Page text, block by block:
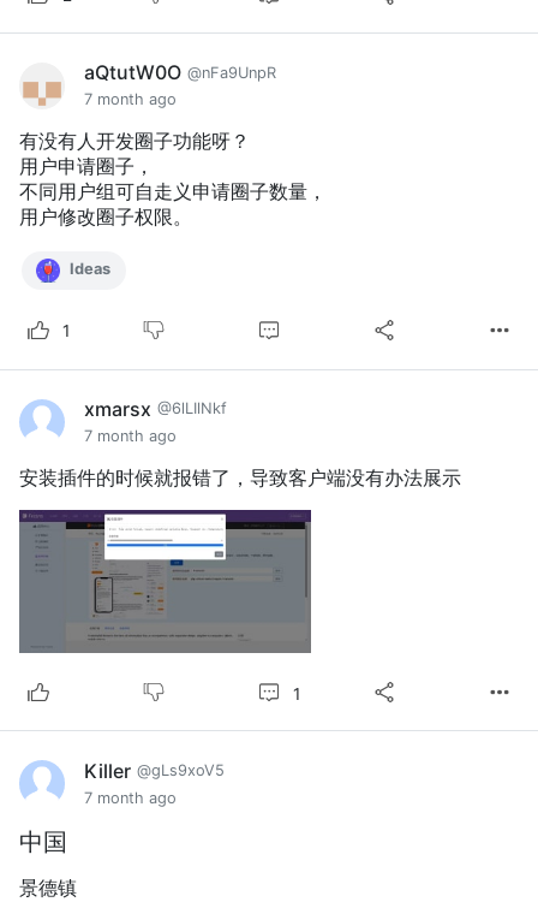
aQtutW0O @nFa9UnpR
7 month ago
有没有人开发圈子功能呀？
用户申请圈子，
不同用户组可自走义申请圈子数量，
用户修改圈子权限。
Ideas
1
xmarsx @6lLIlNkf
7 month ago
安装插件的时候就报错了，导致客户端没有办法展示
1
Killer @gLs9xoV5
7 month ago
中国
景德镇